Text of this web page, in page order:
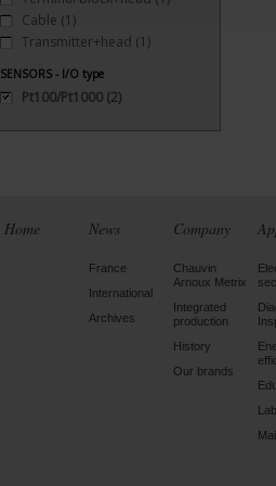
Cable (1)
Transmitter+head (1)
SENSORS - I/O type
Pt100/Pt1000 (2)
Home News
France
International
Archives
Company
Chauvin
Arnoux Metrix
Integrated
production
History
Our brands